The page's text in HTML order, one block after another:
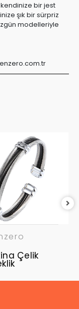
bir jest
şık bir sürpriz
modelleriyle
Çelik